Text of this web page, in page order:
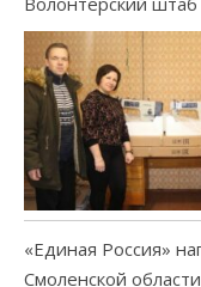
«Единая Россия»
Смоленской области